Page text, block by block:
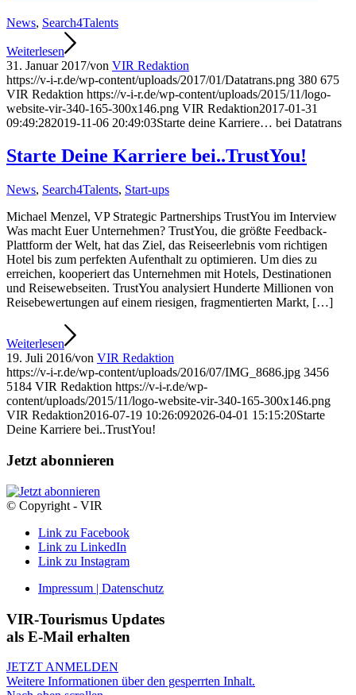
News, Search4Talents
Weiterlesen
31. Januar 2017/von VIR Redaktion
https://v-i-r.de/wp-content/uploads/2017/01/Datatrans.png 380 675
VIR Redaktion https://v-i-r.de/wp-content/uploads/2015/11/logo-
website-vir-340-165-300x146.png VIR Redaktion2017-01-31
09:49:282019-11-06 20:49:03Starte deine Karriere… bei Datatrans
Starte Deine Karriere bei..TrustYou!
News, Search4Talents, Start-ups
Michael Menzel, VP Strategic Partnerships TrustYou im Interview
Was macht Euer Unternehmen? TrustYou, die größte Feedback-
Plattform der Welt, hat das Ziel, das Reiseerlebnis vom richtigen
Hotel bis zum perfekten Aufenthalt zu optimieren. Um dies zu
erreichen, kooperiert das Unternehmen mit Hotels, Destinationen
und Reisewebseiten. TrustYou analysiert Hunderte Millionen von
Reisebewertungen auf einem riesigen, fragmentierten Markt, […]
Weiterlesen
19. Juli 2016/von VIR Redaktion
https://v-i-r.de/wp-content/uploads/2016/07/IMG_8686.jpg 3456
5184 VIR Redaktion https://v-i-r.de/wp-
content/uploads/2015/11/logo-website-vir-340-165-300x146.png
VIR Redaktion2016-07-19 10:26:092026-04-01 15:15:20Starte
Deine Karriere bei..TrustYou!
Jetzt abonnieren
© Copyright - VIR
Link zu Facebook
Link zu LinkedIn
Link zu Instagram
Impressum | Datenschutz
VIR-Tourismus Updates
als E-Mail erhalten
JETZT ANMELDEN
Weitere Informationen über den gesperrten Inhalt.